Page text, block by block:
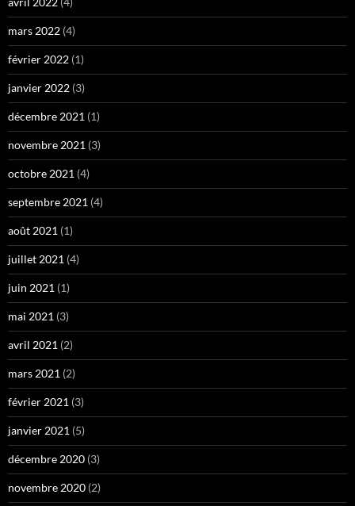
mars 2022 (4)
février 2022 (1)
janvier 2022 (3)
décembre 2021 (1)
novembre 2021 (3)
octobre 2021 (4)
septembre 2021 (4)
août 2021 (1)
juillet 2021 (4)
juin 2021 (1)
mai 2021 (3)
avril 2021 (2)
mars 2021 (2)
février 2021 (3)
janvier 2021 (5)
décembre 2020 (3)
novembre 2020 (2)